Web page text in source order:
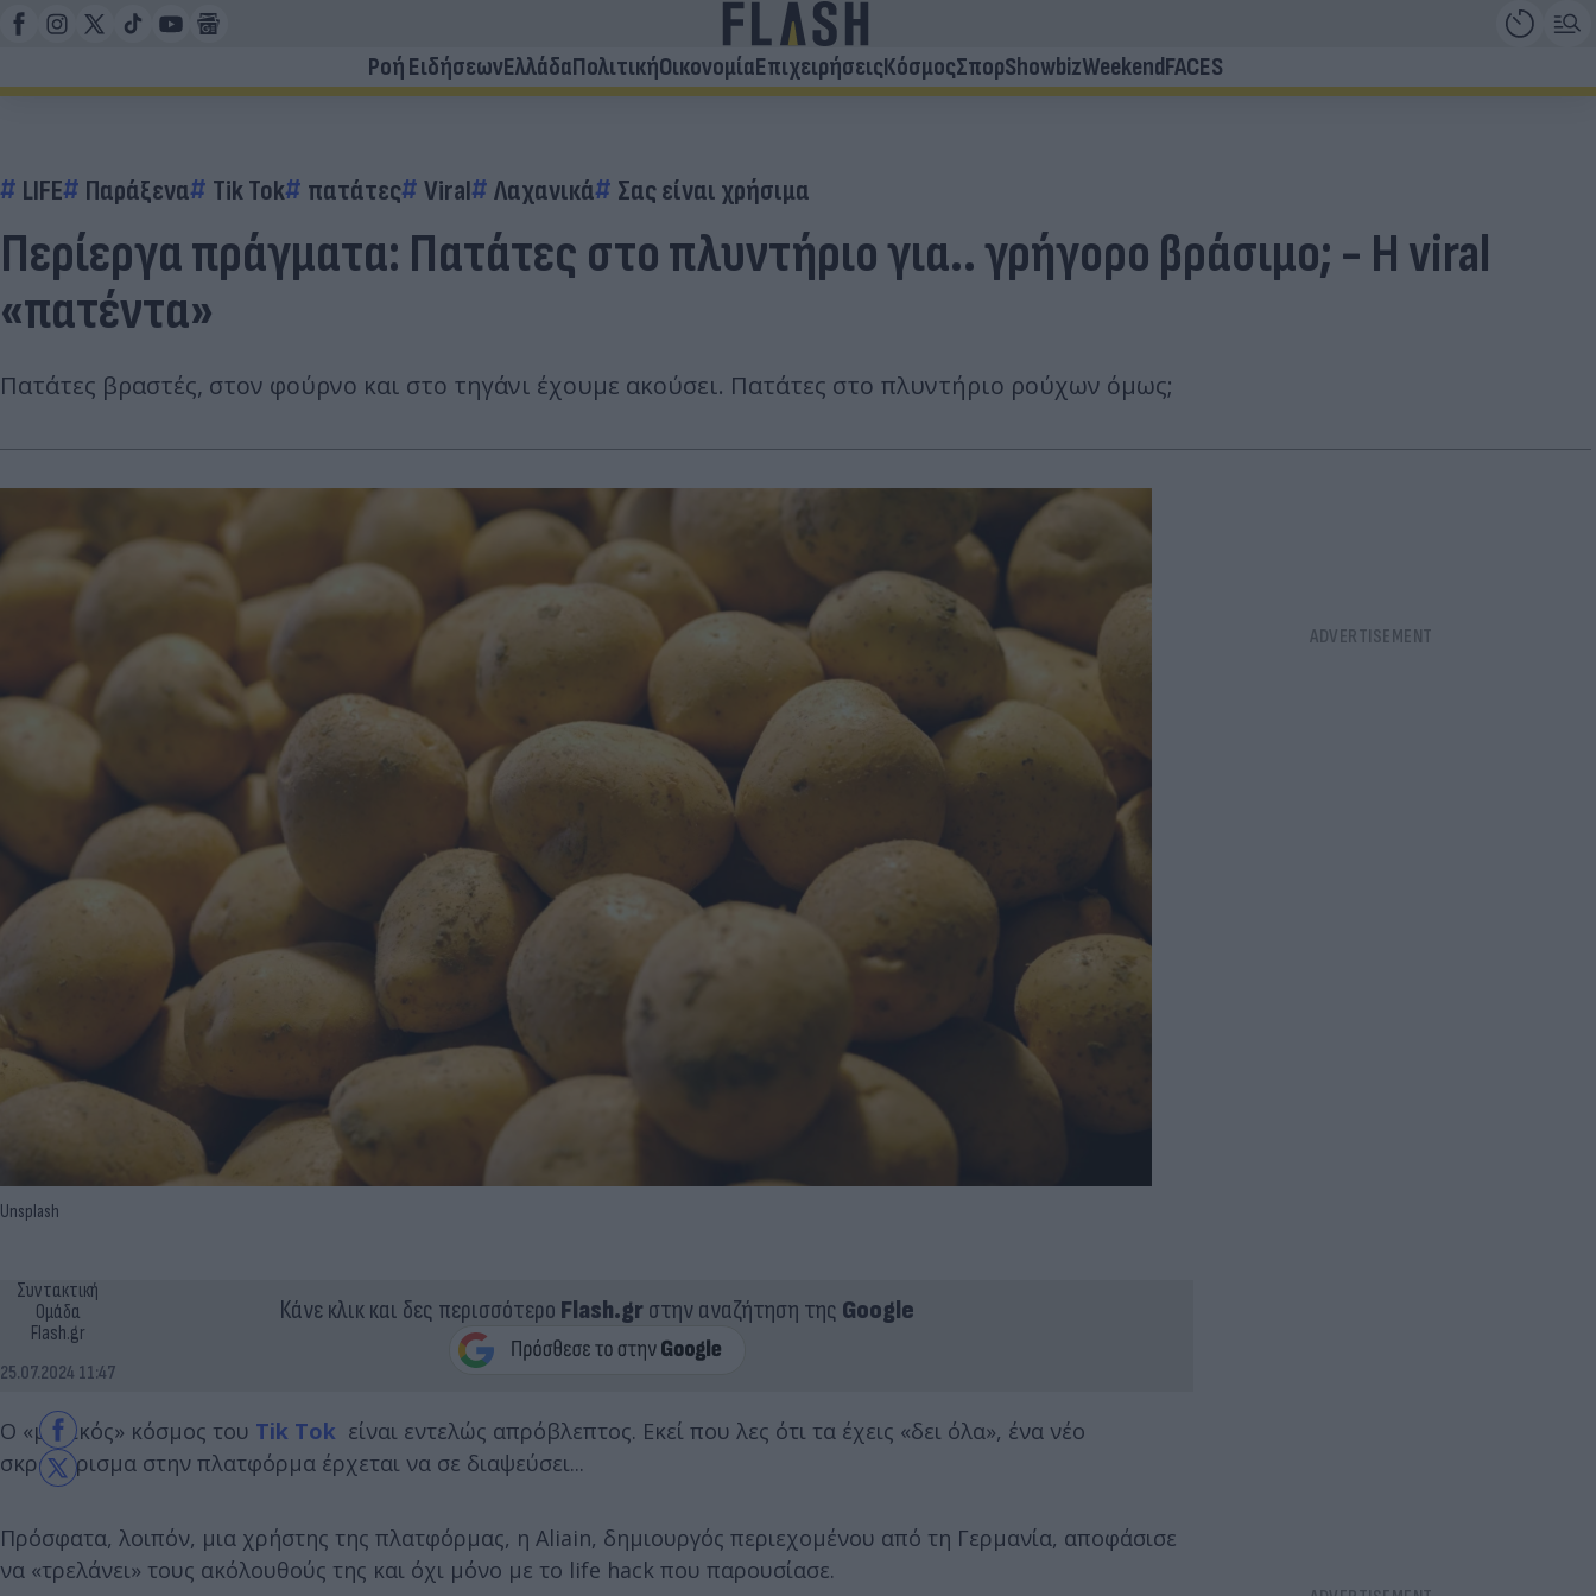
Ροή ΕιδήσεωνΕλλάδαΠολιτικήΟικονομίαΕπιχειρήσειςΚόσμοςΣπορShowbizWeekendFACES
LIFE Παράξενα Tik Tok πατάτες Viral Λαχανικά Σας είναι χρήσιμα
Περίεργα πράγματα: Πατάτες στο πλυντήριο για.. γρήγορο βράσιμο; - Η viral
«πατέντα»
Πατάτες βραστές, στον φούρνο και στο τηγάνι έχουμε ακούσει. Πατάτες στο πλυντήριο ρούχων όμως;
Unsplash
Συντακτική
Ομάδα
Flash.gr
25.07.2024 11:47
Κάνε κλικ και δες περισσότερο Flash.grστην αναζήτηση της Google
O «μαγικός» κόσμος του Tik Tok είναι εντελώς απρόβλεπτος. Εκεί που λες ότι τα έχεις «δει όλα», ένα νέο
σκρολάρισμα στην πλατφόρμα έρχεται να σε διαψεύσει...
Πρόσφατα, λοιπόν, μια χρήστης της πλατφόρμας, η Aliain, δημιουργός περιεχομένου από τη Γερμανία, αποφάσισε
να «τρελάνει» τους ακόλουθούς της και όχι μόνο με το life hack που παρουσίασε.